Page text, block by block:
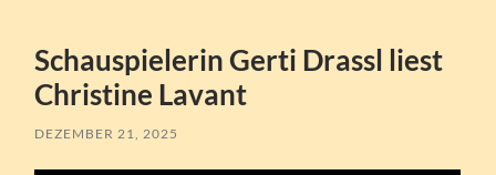
Schauspielerin Gerti Drassl liest
Christine Lavant
DEZEMBER 21, 2025